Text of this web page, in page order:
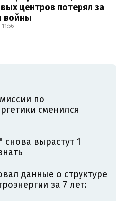
центров потерял за
войны
11:56
по
сменился
вырастут 1
данные о структуре
за 7 лет: